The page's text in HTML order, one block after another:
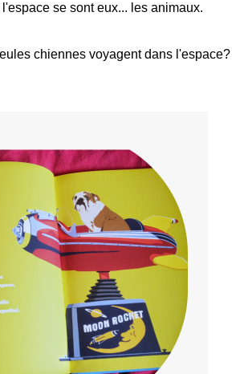
se sont eux... les animaux.
chiennes voyagent dans l'espace?